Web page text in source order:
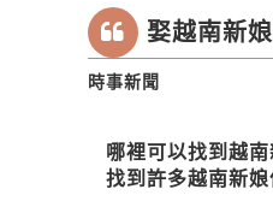
娶越南新
時事新聞
哪裡可以找到越
找到許多越南新